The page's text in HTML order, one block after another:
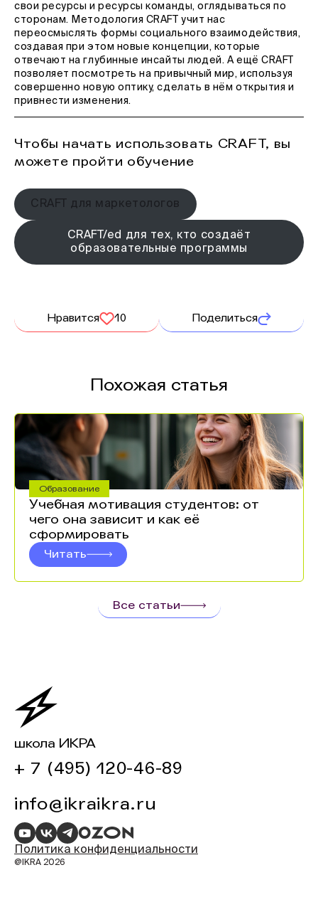
свои ресурсы и ресурсы команды, оглядываться по
сторонам. Методология CRAFT учит нас
переосмыслять формы социального взаимодействия,
создавая при этом новые концепции, которые
отвечают на глубинные инсайты людей. А ещё CRAFT
позволяет посмотреть на привычный мир, используя
совершенно новую оптику, сделать в нём открытия и
привнести изменения.
Чтобы начать использовать CRAFT, вы
можете пройти обучение
CRAFT для маркетологов
CRAFT/ed для тех, кто создаёт
образовательные программы
Нравится 10 Поделиться
Похожая статья
Образование
Учебная мотивация студентов: от
чего она зависит и как её
сформировать
Читать
Все статьи
школа ИКРА
+ 7 (495) 120-46-89
info@ikraikra.ru
Политика конфиденциальности
@IKRA 2026